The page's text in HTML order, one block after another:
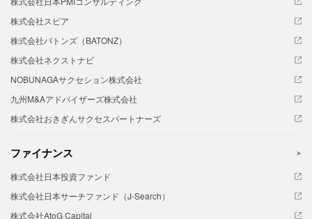
株式会社スピア
株式会社バトンズ（BATONZ）
株式会社ネクストナビ
NOBUNAGAサクセション株式会社
九州M&Aアドバイザーズ株式会社
株式会社おきぎんサクセスパートナーズ
ファイナンス
株式会社日本投資ファンド
株式会社日本サーチファンド（J-Search）
株式会社AtoG Capital